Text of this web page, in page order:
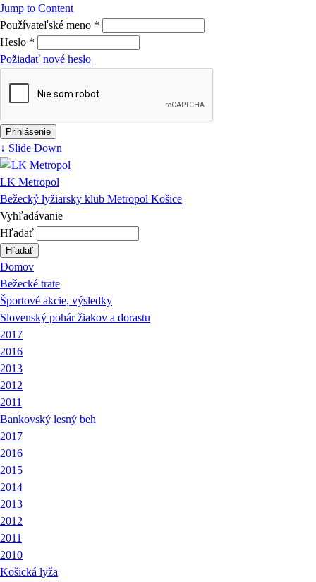
Jump to Content
Používateľské meno *
Heslo *
Požiadať nové heslo
↓ Slide Down
LK Metropol
Bežecký lyžiarsky klub Metropol Košice
Vyhľadávanie
Hľadať
Domov
Bežecké trate
Športové akcie, výsledky
Slovenský pohár žiakov a dorastu
2017
2016
2013
2012
2011
Bankovský lesný beh
2017
2016
2015
2014
2013
2012
2011
2010
Košická lyža